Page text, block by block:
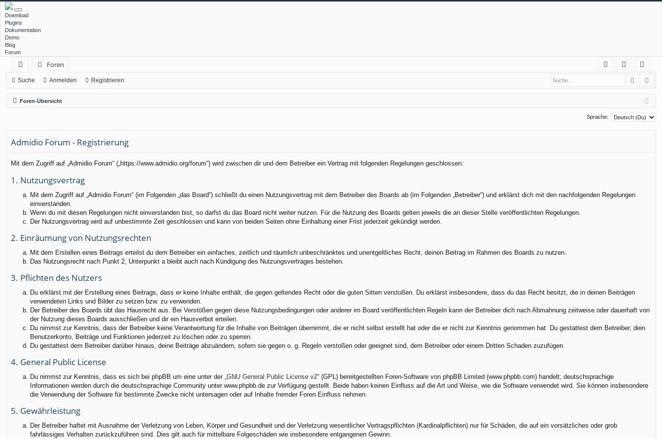
Download
Plugins
Dokumentation
Demo
Blog
Forum
ch
ne
llz
rif
Foren
Q
m
el
eg
ist
rie
Suche Anmelden Registrieren Suche
Foren-Übersicht
Sprache:
Admidio Forum - Registrierung
Mit dem Zugriff auf „Admidio Forum“ („https://www.admidio.org/forum“) wird zwischen dir und dem Betreiber ein Vertrag mit folgenden Regelungen geschlossen:
1. Nutzungsvertrag
Mit dem Zugriff auf „Admidio Forum“ (im Folgenden „das Board“) schließt du einen Nutzungsvertrag mit dem Betreiber des Boards ab (im Folgenden „Betreiber“) und erklärst dich mit den nachfolgenden Regelungen
einverstanden.
Wenn du mit diesen Regelungen nicht einverstanden bist, so darfst du das Board nicht weiter nutzen. Für die Nutzung des Boards gelten jeweils die an dieser Stelle veröffentlichten Regelungen.
Der Nutzungsvertrag wird auf unbestimmte Zeit geschlossen und kann von beiden Seiten ohne Einhaltung einer Frist jederzeit gekündigt werden.
2. Einräumung von Nutzungsrechten
Mit dem Erstellen eines Beitrags erteilst du dem Betreiber ein einfaches, zeitlich und räumlich unbeschränktes und unentgeltliches Recht, deinen Beitrag im Rahmen des Boards zu nutzen.
Das Nutzungsrecht nach Punkt 2, Unterpunkt a bleibt auch nach Kündigung des Nutzungsvertrages bestehen.
3. Pflichten des Nutzers
Du erklärst mit der Erstellung eines Beitrags, dass er keine Inhalte enthält, die gegen geltendes Recht oder die guten Sitten verstoßen. Du erklärst insbesondere, dass du das Recht besitzt, die in deinen Beiträgen
verwendeten Links und Bilder zu setzen bzw. zu verwenden.
Der Betreiber des Boards übt das Hausrecht aus. Bei Verstößen gegen diese Nutzungsbedingungen oder anderer im Board veröffentlichten Regeln kann der Betreiber dich nach Abmahnung zeitweise oder dauerhaft von
der Nutzung dieses Boards ausschließen und dir ein Hausverbot erteilen.
Du nimmst zur Kenntnis, dass der Betreiber keine Verantwortung für die Inhalte von Beiträgen übernimmt, die er nicht selbst erstellt hat oder die er nicht zur Kenntnis genommen hat. Du gestattest dem Betreiber, dein
Benutzerkonto, Beiträge und Funktionen jederzeit zu löschen oder zu sperren.
Du gestattest dem Betreiber darüber hinaus, deine Beiträge abzuändern, sofern sie gegen o. g. Regeln verstoßen oder geeignet sind, dem Betreiber oder einem Dritten Schaden zuzufügen.
4. General Public License
Du nimmst zur Kenntnis, dass es sich bei phpBB um eine unter der „GNU General Public License v2“ (GPL) bereitgestellten Foren-Software von phpBB Limited (www.phpbb.com) handelt; deutschsprachige
Informationen werden durch die deutschsprachige Community unter www.phpbb.de zur Verfügung gestellt. Beide haben keinen Einfluss auf die Art und Weise, wie die Software verwendet wird. Sie können insbesondere
die Verwendung der Software für bestimmte Zwecke nicht untersagen oder auf Inhalte fremder Foren Einfluss nehmen.
5. Gewährleistung
Der Betreiber haftet mit Ausnahme der Verletzung von Leben, Körper und Gesundheit und der Verletzung wesentlicher Vertragspflichten (Kardinalpflichten) nur für Schäden, die auf ein vorsätzliches oder grob
fahrlässiges Verhalten zurückzuführen sind. Dies gilt auch für mittelbare Folgeschäden wie insbesondere entgangenen Gewinn.